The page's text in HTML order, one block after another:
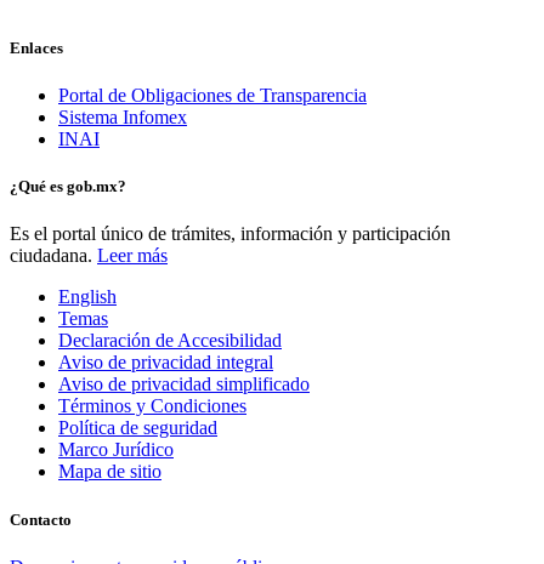
Enlaces
Portal de Obligaciones de Transparencia
Sistema Infomex
INAI
¿Qué es gob.mx?
Es el portal único de trámites, información y participación
ciudadana. Leer más
English
Temas
Declaración de Accesibilidad
Aviso de privacidad integral
Aviso de privacidad simplificado
Términos y Condiciones
Política de seguridad
Marco Jurídico
Mapa de sitio
Contacto